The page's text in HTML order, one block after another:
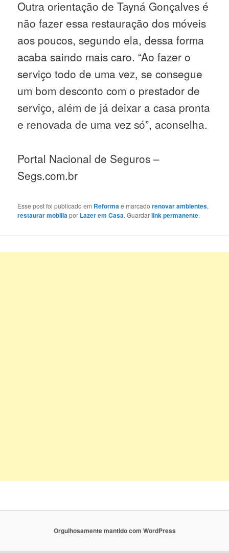
Outra orientação de Tayná Gonçalves é
não fazer essa restauração dos móveis
aos poucos, segundo ela, dessa forma
acaba saindo mais caro. “Ao fazer o
serviço todo de uma vez, se consegue
um bom desconto com o prestador de
serviço, além de já deixar a casa pronta
e renovada de uma vez só”, aconselha.
Portal Nacional de Seguros –
Segs.com.br
Esse post foi publicado em Reformae marcadorenovar ambientes,
restaurar mobiliapor Lazer em Casa. Guardarlink permanente.
Orgulhosamente mantido com WordPress